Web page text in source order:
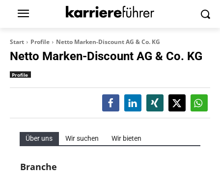
Start Profile Netto Marken-Discount AG & Co. KG
Netto Marken-Discount AG & Co. KG
Profile
Über uns Wir suchen Wir bieten
Branche